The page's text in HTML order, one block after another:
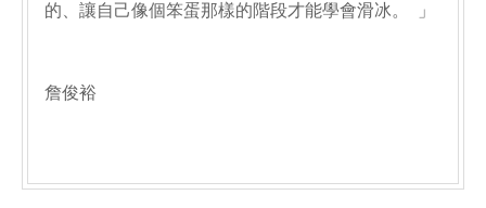
的、讓自己像個笨蛋那樣的階段才能學會滑冰。 」
詹俊裕